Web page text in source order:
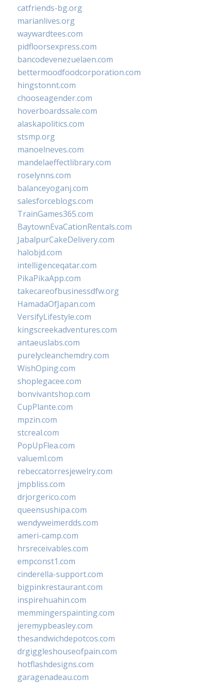
catfriends-bg.org
marianlives.org
waywardtees.com
pidfloorsexpress.com
bancodevenezuelaen.com
bettermoodfoodcorporation.com
hingstonnt.com
chooseagender.com
hoverboardssale.com
alaskapolitics.com
stsmp.org
manoelneves.com
mandelaeffectlibrary.com
roselynns.com
balanceyoganj.com
salesforceblogs.com
TrainGames365.com
BaytownEvaCationRentals.com
JabalpurCakeDelivery.com
halobjd.com
intelligenceqatar.com
PikaPikaApp.com
takecareofbusinessdfw.org
HamadaOfJapan.com
VersifyLifestyle.com
kingscreekadventures.com
antaeuslabs.com
purelycleanchemdry.com
WishOping.com
shoplegacee.com
bonvivantshop.com
CupPlante.com
mpzin.com
stcreal.com
PopUpFlea.com
valueml.com
rebeccatorresjewelry.com
jmpbliss.com
drjorgerico.com
queensushipa.com
wendyweimerdds.com
ameri-camp.com
hrsreceivables.com
empconst1.com
cinderella-support.com
bigpinkrestaurant.com
inspirehuahin.com
memmingerspainting.com
jeremypbeasley.com
thesandwichdepotcos.com
drgiggleshouseofpain.com
hotflashdesigns.com
garagenadeau.com